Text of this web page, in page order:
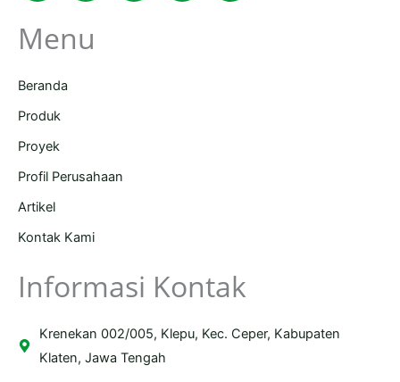
Menu
Beranda
Produk
Proyek
Profil Perusahaan
Artikel
Kontak Kami
Informasi Kontak
Krenekan 002/005, Klepu, Kec. Ceper, Kabupaten
Klaten, Jawa Tengah